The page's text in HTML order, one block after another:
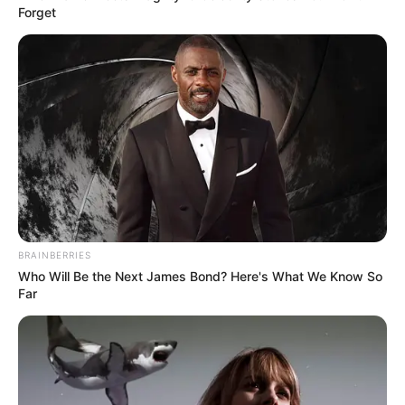
A szlovák miniszterelnök, Robert Fico elleni
merénylet után a családja nyilatkozott a médiának.
Fico felesége és gyermekei mély megdöbbenéssel
és aggodalommal reagáltak az eseményekre. A
család hálás a gyors orvosi beavatkozásért és
mindazok támogatásáért, akik mellettük álltak
ebben a nehéz időszakban.
Fico állapota stabil, de hosszú felépülés vár rá.
miniszterelnök teljes felépülésére koncentrál, és
köszönetet mondott mindenkinek a
jókívánságokért és támogatásért. A gyerekek is
sokkolva fogadták a hírt, de bíznak édesapjuk
erősségében és kitartásában.
Forget
BRAINBERRIES
Who Will Be the Next James Bond? Here's What We Know So
Far